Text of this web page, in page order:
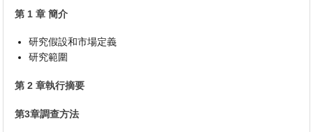
第 1 章 簡介
研究假設和市場定義
研究範圍
第 2 章執行摘要
第3章調查方法